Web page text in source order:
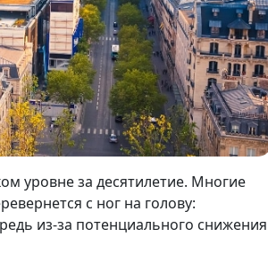
уровне за десятилетие. Многие
с ног на голову:
из-за потенциального снижения